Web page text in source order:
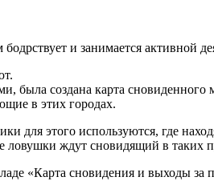
и зани­ма­ет­ся актив­ной
была созда­на кар­та сно­ви­ден­но­го
в этих городах.
для это­го исполь­зу­ют­ся, где
ловуш­ки ждут сно­ви­дя­щий в таких
«Кар­та сно­ви­де­ния и выхо­ды за